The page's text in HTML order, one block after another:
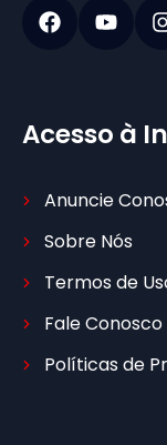
Acesso à
Anuncie
Sobre Nós
Termos de
Fale Conosco
Políticas de